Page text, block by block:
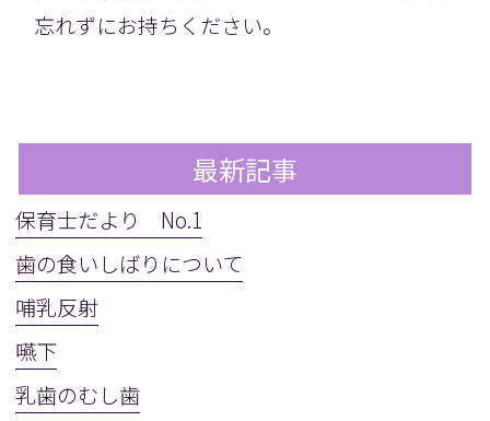
忘れずにお持ちください。
最新記事
保育士だより No.1
歯の食いしばりについて
哺乳反射
嚥下
乳歯のむし歯